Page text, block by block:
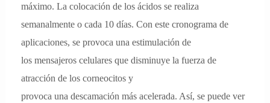
máximo. La colocación de los ácidos se realiza
semanalmente o cada 10 días. Con este cronograma de
aplicaciones, se provoca una estimulación de
los mensajeros celulares que disminuye la fuerza de
atracción de los corneocitos y
provoca una descamación más acelerada. Así, se puede ver